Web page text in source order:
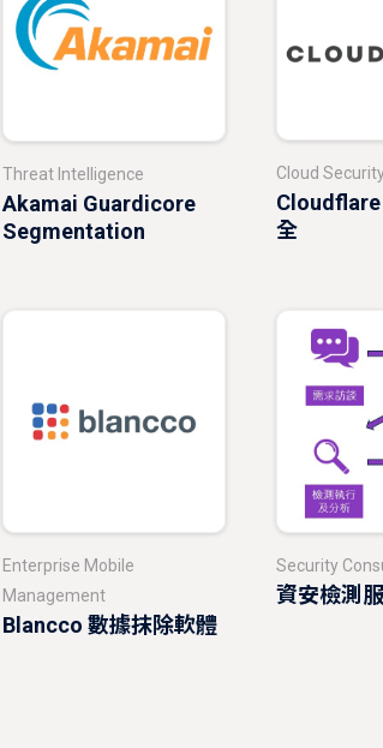
Threat Intelligence
Akamai Guardicore
Segmentation
Cloud
全
Enterprise Mobile
Management
Blancco 數據抹除軟體
Security
資安檢測